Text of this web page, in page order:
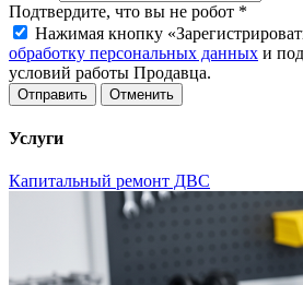
Подтвердите, что вы не робот *
Нажимая кнопку
обработку персональных данных и
условий работы Продавца.
Отменить
Услуги
Капитальный ремонт ДВС